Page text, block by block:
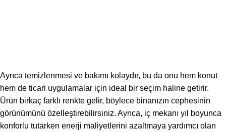
Ayrıca temizlenmesi ve bakımı kolaydır, bu da onu hem konut
hem de ticari uygulamalar için ideal bir seçim haline getirir.
Ürün birkaç farklı renkte gelir, böylece binanızın cephesinin
görünümünü özelleştirebilirsiniz. Ayrıca, iç mekanı yıl boyunca
konforlu tutarken enerji maliyetlerini azaltmaya yardımcı olan